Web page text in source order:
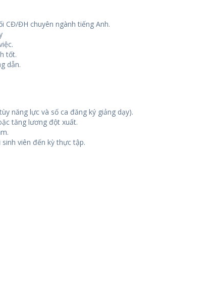
CĐ/ĐH chuyên ngành tiếng Anh.
tốt.
dẫn.
năng lực và số ca đăng ký giảng dạy).
tăng lương đột xuất.
viên đến kỳ thực tập.